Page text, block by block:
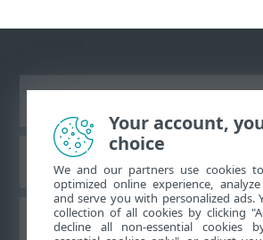
ESET-ova baza
ESET-ov forum
Your account,
choice
We and our partners use cookies
optimized online experience,
and serve you with personalized ads.
collection of all cookies by clicking
decline all non-essential cookies